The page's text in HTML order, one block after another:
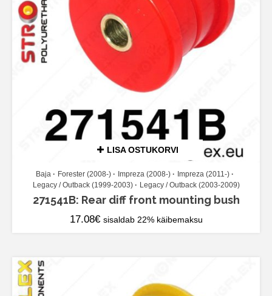
LISA OSTUKORVI
Baja Forester (2008-) Impreza (2008-)
Impreza (2011-)
Legacy / Outback (1999-2003)
Legacy / Outback (2003-2009)
271541B: Rear diff front mounting bush
17.08€ sisaldab 22% käibemaksu